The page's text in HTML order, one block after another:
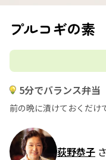
プルコギの素
5分でバランス弁当
前の晩に漬けておくだけ
荻野恭子